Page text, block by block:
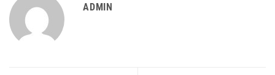
ADMIN